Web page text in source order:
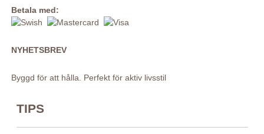
Betala med:
NYHETSBREV
Byggd för att hålla. Perfekt för aktiv livsstil
TIPS